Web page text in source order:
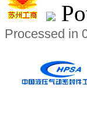
Processed in